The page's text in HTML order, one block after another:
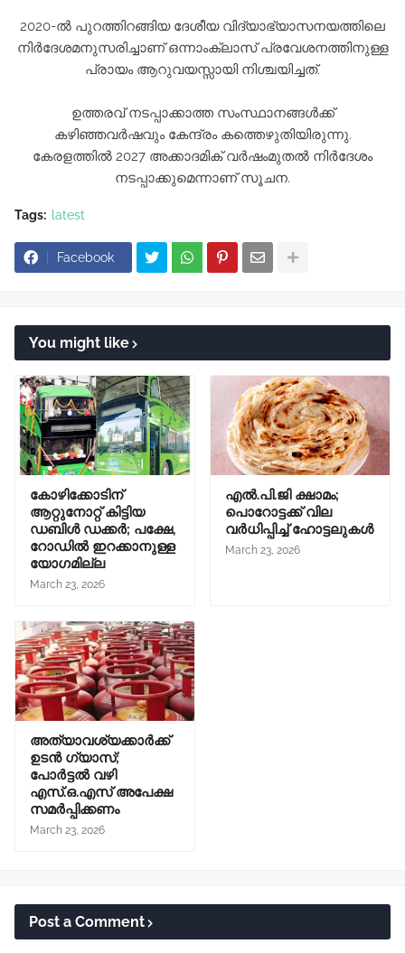
2020-ൽ പുറത്തിറങ്ങിയ ദേശീയ വിദ്യാഭ്യാസനയത്തിലെ
നിർദേശമനുസരിച്ചാണ് ഒന്നാംക്ലാസ് പ്രവേശനത്തിനുള്ള
പ്രായം ആറുവയസ്സായി നിശ്ചയിച്ചത്.
ഉത്തരവ് നടപ്പാക്കാത്ത സംസ്ഥാനങ്ങൾക്ക്
കഴിഞ്ഞവർഷവും കേന്ദ്രം കത്തെഴുതിയിരുന്നു.
കേരളത്തിൽ 2027 അക്കാദമിക് വർഷംമുതൽ നിർദേശം
നടപ്പാക്കുമെന്നാണ് സൂചന.
Tags: latest
Facebook
You might like
കോഴിക്കോടിന്
ആറ്റുനോറ്റ് കിട്ടിയ
ഡബിൾ ഡക്കർ; പക്ഷേ,
റോഡിൽ ഇറക്കാനുള്ള
യോഗമില്ല
March 23, 2026
എൽ.പി.ജി ക്ഷാമം;
പൊറോട്ടക്ക് വില
വർധിപ്പിച്ച് ഹോട്ടലുകൾ
March 23, 2026
അത്യാവശ്യക്കാർക്ക്
ഉടൻ ഗ്യാസ്;
പോർട്ടൽ വഴി
എസ്.ഒ.എസ് അപേക്ഷ
സമർപ്പിക്കണം
March 23, 2026
Post a Comment